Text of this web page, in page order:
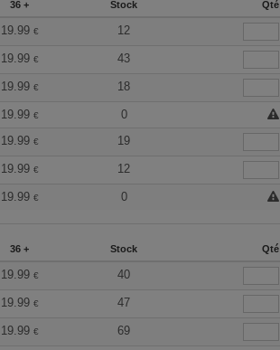
36 + Stock Qté
19.99 € 12
19.99 € 43
19.99 € 18
19.99 €
0
19.99 € 19
19.99 € 12
19.99 € 0
36 + Stock Qté
19.99 € 40
19.99 € 47
19.99 € 69